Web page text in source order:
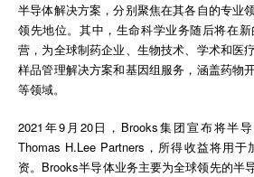
半导体解决方案，分别聚焦在其各自的专业
领先地位。其中，生命科学业务随后将在
营，为全球制药企业、生物技术、学术和医
样品管理解决方案和基因组服务，涵盖药物
等领域。
2021年9月20日，Brooks集团宣布将半
Thomas H.Lee Partners，所得收益将用
资。Brooks半导体业务主要为全球领先的半